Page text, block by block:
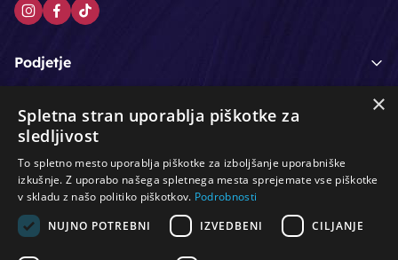
Podjetje
Moj račun
Podpora strankam
Lasje & nega las / Roke & nohti / Orodje - kozmetično /
×
Spletna stran uporablja piškotke za
sledljivost
To spletno mesto uporablja piškotke za izboljšanje uporabniške
izkušnje. Z uporabo našega spletnega mesta sprejemate vse piškotke
v skladu z našo politiko piškotkov. Podrobnosti
NUJNO POTREBNI
IZVEDBENI CILJANJE